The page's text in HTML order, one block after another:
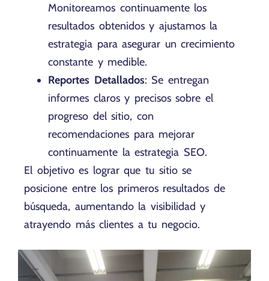
Monitoreamos continuamente los
resultados obtenidos y ajustamos la
estrategia para asegurar un crecimiento
constante y medible.
Reportes Detallados: Se entregan
informes claros y precisos sobre el
progreso del sitio, con
recomendaciones para mejorar
continuamente la estrategia SEO.
El objetivo es lograr que tu sitio se
posicione entre los primeros resultados de
búsqueda, aumentando la visibilidad y
atrayendo más clientes a tu negocio.